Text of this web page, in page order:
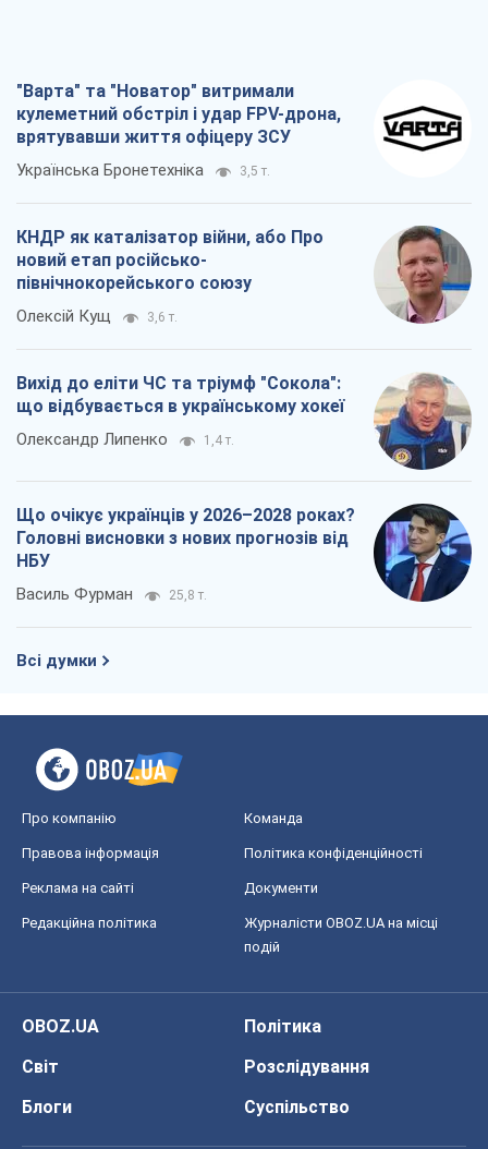
"Варта" та "Новатор" витримали
кулеметний обстріл і удар FPV-дрона,
врятувавши життя офіцеру ЗСУ
Українська Бронетехніка 3,5 т.
КНДР як каталізатор війни, або Про
новий етап російсько-
північнокорейського союзу
Олексій Кущ 3,6 т.
Вихід до еліти ЧС та тріумф "Сокола":
що відбувається в українському хокеї
Олександр Липенко 1,4 т.
Що очікує українців у 2026–2028 роках?
Головні висновки з нових прогнозів від
НБУ
Василь Фурман 25,8 т.
Всі думки
Про компанію Команда
Правова інформація Політика конфіденційності
Реклама на сайті Документи
Редакційна політика
Журналісти OBOZ.UA на місці
подій
OBOZ.UA
Політика
Світ
Розслідування
Блоги
Суспільство